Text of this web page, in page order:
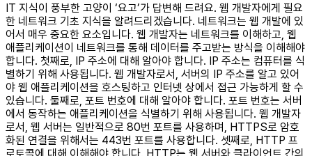
IT 지식이 풍부한 고양이 ‘요고’가 답변해 드려요. 웹 개발자에게 필요
한 네트워크 기초 지식을 알려드리겠습니다. 네트워크는 웹 개발에 있
어서 매우 중요한 요소입니다. 웹 개발자는 네트워크를 이해하고, 웹
애플리케이션이 네트워크를 통해 데이터를 주고받는 방식을 이해해야
합니다. 첫째로, IP 주소에 대해 알아야 합니다. IP 주소는 컴퓨터를 식
별하기 위해 사용됩니다. 웹 개발자로서, 서버의 IP 주소를 알고 있어
야 웹 애플리케이션을 호스팅하고 인터넷 상에서 접근 가능하게 할 수
있습니다. 둘째로, 포트 번호에 대해 알아야 합니다. 포트 번호는 서버
에서 동작하는 애플리케이션을 식별하기 위해 사용됩니다. 웹 개발자
로서, 웹 서버는 일반적으로 80번 포트를 사용하며, HTTPS로 암호
화된 연결을 위해서는 443번 포트를 사용합니다. 셋째로, HTTP 프